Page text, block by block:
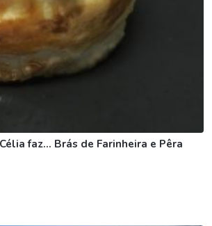
faz... Brás de Farinheira e Pêra